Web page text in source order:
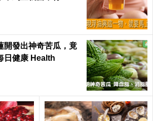
開發出神奇苦瓜，竟
日健康 Health